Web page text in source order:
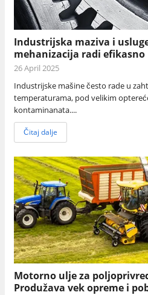
Industrijska maziva i
mehanizacija radi efikasno
26 April 2025
Industrijske mašine često rade u
temperaturama, pod velikim
kontaminanata....
Čitaj dalje
Motorno ulje za
Produžava vek opreme i